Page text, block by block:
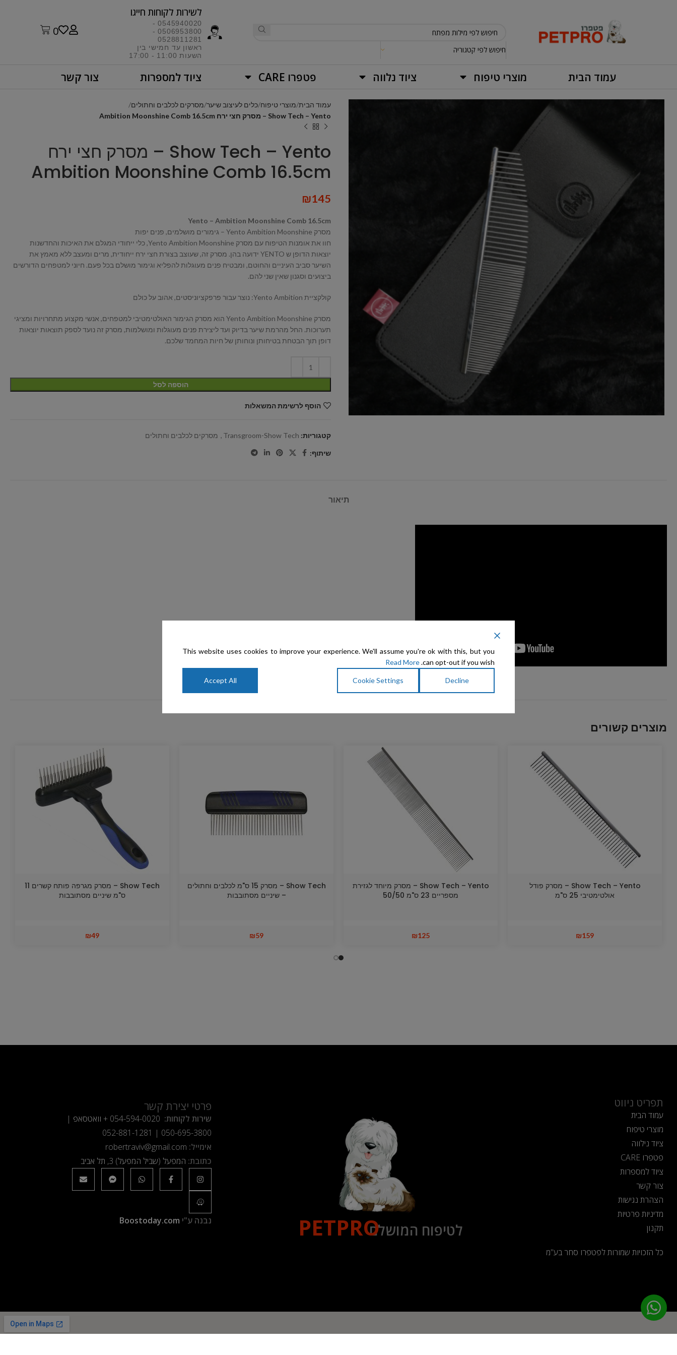
חיפוש לפי קטגוריה
לשירות לקוחות חייגו​
0545940020 -
0506953800 -
0528811281
ראשון עד חמישי בין
השעות 11:00 - 17:00​
0
עמוד הבית מוצרי טיפוח ציוד נלווה פטפרו CARE ציוד למספרות צור קשר
עמוד הבית מוצרי טיפוח כלים לעיצוב שיער מסרקים לכלבים וחתולים
Show Tech – Yento – מסרק חצי ירח Ambition Moonshine Comb 16.5cm
Show Tech – Yento – מסרק חצי ירח
Ambition Moonshine Comb 16.5cm
₪145
Yento – Ambition Moonshine Comb 16.5cm
מסרק Yento Ambition Moonshine – גימורים מושלמים, פנים יפות
חוו את אומנות הטיפוח עם מסרק Yento Ambition Moonshine, כלי ייחודי המגלם את האיכות והחדשנות
יוצאות הדופן ש YENTO ידועה בהן. מסרק זה, שעוצב בצורת חצי ירח ייחודית, מרים ומעצב ללא מאמץ את
השיער סביב העיניים והחוטם, ומבטיח פנים מעוגלות להפליא וגימור מושלם בכל פעם. חיוני למטפחים הדורשים
ביצועים וסגנון שאין שני להם.
קולקציית Yento Ambition: נוצר עבור פרפקציוניסטים, אהוב על כולם
מסרק Yento Ambition Moonshine הוא מסרק הגימור האולטימטיבי למטפחים, אנשי מקצוע מתחרויות ומציגי
תערוכות. החל מהרמת שיער בדיוק ועד ליצירת פנים מעוגלות ומושלמות, מסרק זה נועד לספק תוצאות יוצאות
דופן תוך הבטחת בטיחותן ונוחותן של חיות המחמד שלכם.
הוספה לסל
הוסף לרשימת המשאלות
קטגוריות: Transgroom-Show Tech
, מסרקים לכלבים וחתולים
שיתוף:
תיאור
מוצרים קשורים
Show Tech – Yento – מסרק פודל
אולטימטיבי 25 ס"מ
₪159
Show Tech – Yento – מסרק מיוחד לגזירת
מספריים 23 ס"מ 50/50
₪125
Show Tech – מסרק 15 ס"מ לכלבים וחתולים
– שיניים מסתובבות
₪59
Show Tech – מסרק מגרפה פותח קשרים 11
ס"מ שיניים מסתובבות
₪49
תפריט ניווט
עמוד הבית
מוצרי טיפוח
ציוד נילווה
פטפרו CARE
ציוד למספרות
צור קשר
הצהרת נגישות
מדיניות פרטיות
תקנון
כל הזכויות שמורות לפטפרו סחר בע"מ
לטיפוח המושלםPETPRO
פרטי יצירת קשר
שירות לקוחות: 054-594-0020 + וואטסאפ |
050-695-3800
|
052-881-1281
אימייל: robertraviv@gmail.com
כתובת: המפעל (שביל המפעל) 3, תל אביב
נבנה ע"י Boostoday.com
This website uses cookies to improve your experience. We'll assume you're ok with this, but you
can opt-out if you wish.
Read More
Decline
Cookie Settings
Accept All